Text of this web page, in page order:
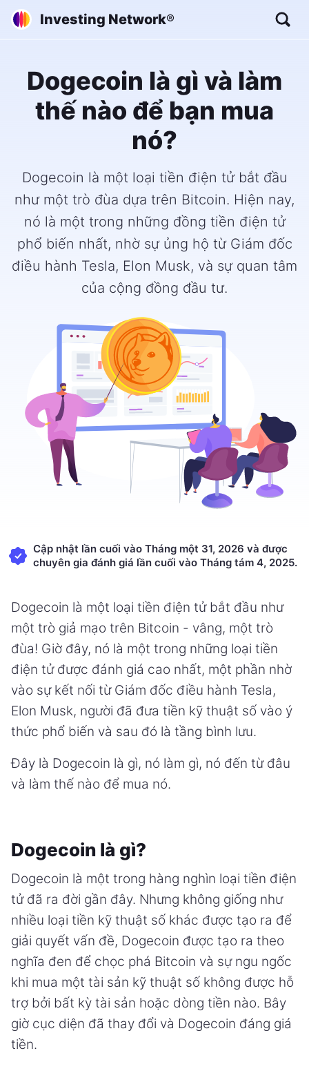
Investing Network®
Dogecoin là gì và làm
thế nào để bạn mua
nó?
Dogecoin là một loại tiền điện tử bắt đầu
như một trò đùa dựa trên Bitcoin. Hiện nay,
nó là một trong những đồng tiền điện tử
phổ biến nhất, nhờ sự ủng hộ từ Giám đốc
điều hành Tesla, Elon Musk, và sự quan tâm
của cộng đồng đầu tư.
Cập nhật lần cuối vào Tháng một 31, 2026 và được
chuyên gia đánh giá lần cuối vào Tháng tám 4, 2025.
Dogecoin là một loại tiền điện tử bắt đầu như
một trò giả mạo trên Bitcoin - vâng, một trò
đùa! Giờ đây, nó là một trong những loại tiền
điện tử được đánh giá cao nhất, một phần nhờ
vào sự kết nối từ Giám đốc điều hành Tesla,
Elon Musk, người đã đưa tiền kỹ thuật số vào ý
thức phổ biến và sau đó là tầng bình lưu.
Đây là Dogecoin là gì, nó làm gì, nó đến từ đâu
và làm thế nào để mua nó.
Dogecoin là gì?
Dogecoin là một trong hàng nghìn loại tiền điện
tử đã ra đời gần đây. Nhưng không giống như
nhiều loại tiền kỹ thuật số khác được tạo ra để
giải quyết vấn đề, Dogecoin được tạo ra theo
nghĩa đen để chọc phá Bitcoin và sự ngu ngốc
khi mua một tài sản kỹ thuật số không được hỗ
trợ bởi bất kỳ tài sản hoặc dòng tiền nào. Bây
giờ cục diện đã thay đổi và Dogecoin đáng giá
tiền.